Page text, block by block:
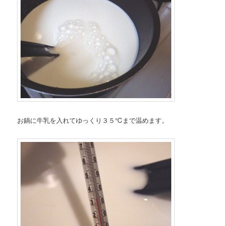
お鍋に牛乳を入れてゆっくり３５℃まで温めます。